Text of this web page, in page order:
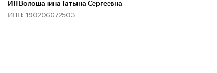
ИП Волошанина Татьяна Сергеевна
ИНН: 190206672503